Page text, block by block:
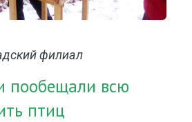
филиал
пообещали всю
птиц